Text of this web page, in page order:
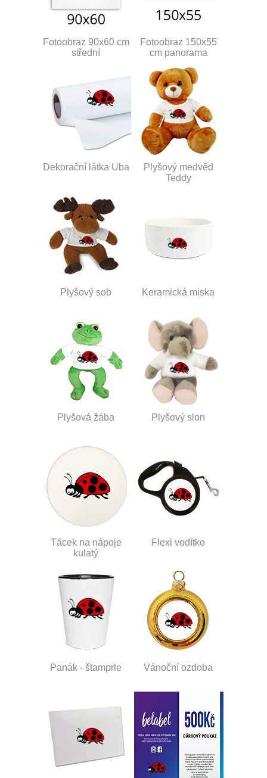
Fotoobraz 90x60 cm
střední
Fotoobraz 150x55
cm panorama
Dekorační látka Uba
Plyšový medvěd
Teddy
Plyšový sob Keramická miska
Plyšová žába Plyšový slon
Tácek na nápoje
kulatý
Flexi vodítko
Panák - štamprle Vánoční ozdoba